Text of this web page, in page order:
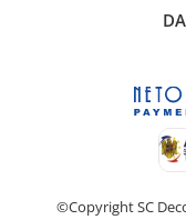
©Copyright SC